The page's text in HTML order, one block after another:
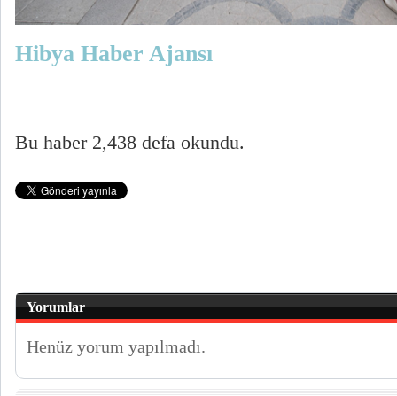
Hibya Haber Ajansı
Bu haber 2,438 defa okundu.
Yorumlar
Henüz yorum yapılmadı.